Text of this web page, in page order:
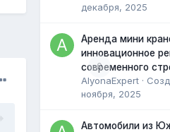
декабря, 2025
0
Аренда мини
инновационное
современного
AlyonaExpert ·
ноября, 2025
Автомобили из